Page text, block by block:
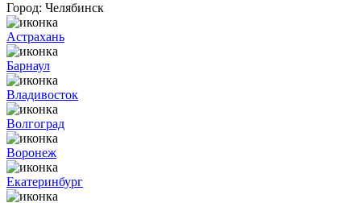
Город: Челябинск
Астрахань
Барнаул
Владивосток
Волгоград
Воронеж
Екатеринбург